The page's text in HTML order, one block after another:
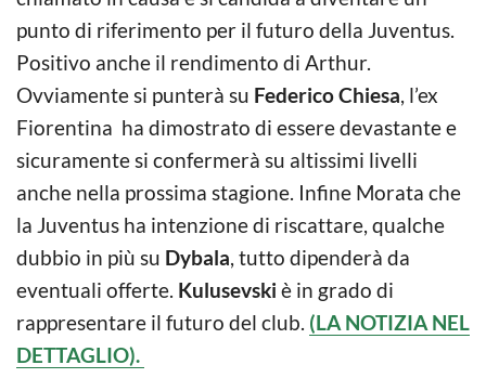
punto di riferimento per il futuro della Juventus.
Positivo anche il rendimento di Arthur.
Ovviamente si punterà su Federico Chiesa, l’ex
Fiorentina ha dimostrato di essere devastante e
sicuramente si confermerà su altissimi livelli
anche nella prossima stagione. Infine Morata che
la Juventus ha intenzione di riscattare, qualche
dubbio in più su Dybala, tutto dipenderà da
eventuali offerte. Kulusevski è in grado di
rappresentare il futuro del club. (LA NOTIZIA NEL
DETTAGLIO).